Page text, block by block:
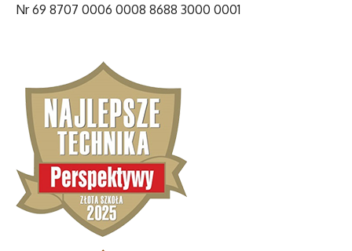
Nr 69 8707 0006 0008 8688 3000 0001